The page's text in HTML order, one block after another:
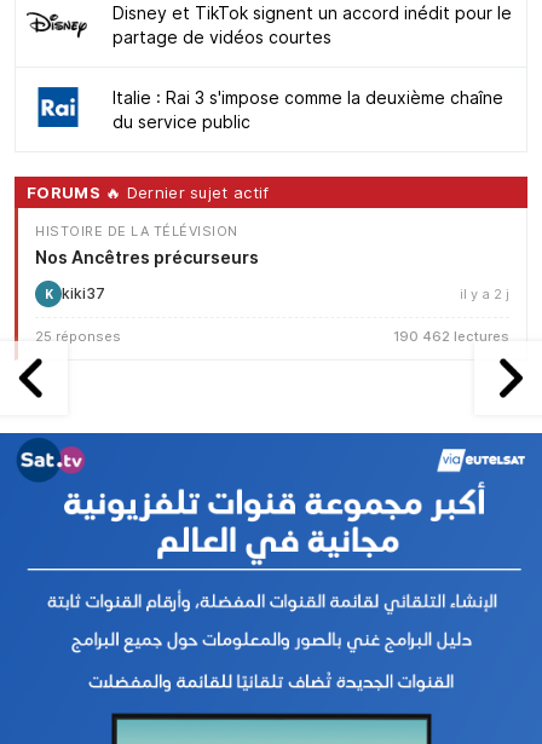
Disney et TikTok signent un accord inédit pour le
partage de vidéos courtes
Italie : Rai 3 s'impose comme la deuxième chaîne
du service public
FORUMS 🔥 Dernier sujet actif
HISTOIRE DE LA TÉLÉVISION
Nos Ancêtres précurseurs
K kiki37 il y a 2 j
25 réponses 190 462 lectures